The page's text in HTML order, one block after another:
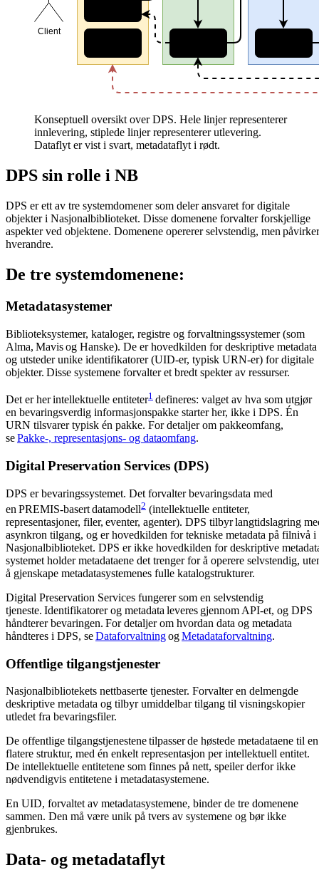
Konseptuell oversikt over DPS. Hele linjer representerer
innlevering, stiplede linjer representerer utlevering.
Dataflyt er vist i svart, metadataflyt i rødt.
DPS sin rolle i NB
DPS er ett av tre systemdomener som deler ansvaret for digitale
objekter i Nasjonalbiblioteket. Disse domenene forvalter forskjellige
aspekter ved objektene. Domenene opererer selvstendig, men påvirker
hverandre.
De tre systemdomenene:
Metadatasystemer
Biblioteksystemer, kataloger, registre og forvaltningssystemer (som
Alma, Mavis og Hanske). De er hovedkilden for deskriptive metadata
og utsteder unike identifikatorer (UID-er, typisk URN-er) for digitale
objekter. Disse systemene forvalter et bredt spekter av ressurser.
Det er her intellektuelle entiteter1 defineres: valget av hva som utgjør
en bevaringsverdig informasjonspakke starter her, ikke i DPS. Én
URN tilsvarer typisk én pakke. For detaljer om pakkeomfang,
sePakke-, representasjons- og dataomfang.
Digital Preservation Services (DPS)
DPS er bevaringssystemet. Det forvalter bevaringsdata med
en PREMIS-basert datamodell2 (intellektuelle entiteter,
representasjoner, filer, eventer, agenter). DPS tilbyr langtidslagring
asynkron tilgang, og er hovedkilden for tekniske metadata på filnivå i
Nasjonalbiblioteket. DPS er ikke hovedkilden for deskriptive
systemet holder metadataene det trenger for å operere selvstendig,
å gjenskape metadatasystemenes fulle katalogstrukturer.
Digital Preservation Services fungerer som en selvstendig
tjeneste. Identifikatorer og metadata leveres gjennom API-et, og DPS
håndterer bevaringen. For detaljer om hvordan data og metadata
håndteres i DPS, seDataforvaltningogMetadataforvaltning.
Offentlige tilgangstjenester
Nasjonalbibliotekets nettbaserte tjenester. Forvalter en delmengde
deskriptive metadata og tilbyr umiddelbar tilgang til visningskopier
utledet fra bevaringsfiler.
De offentlige tilgangstjenestene tilpasser de høstede metadataene til en
flatere struktur, med én enkelt representasjon per intellektuell entitet.
De intellektuelle entitetene som finnes på nett, speiler derfor ikke
nødvendigvis entitetene i metadatasystemene.
En UID, forvaltet av metadatasystemene, binder de tre domenene
sammen. Den må være unik på tvers av systemene og bør ikke
gjenbrukes.
Data- og metadataflyt